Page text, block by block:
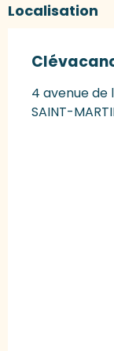
Localisation
4 avenue de
SAINT-